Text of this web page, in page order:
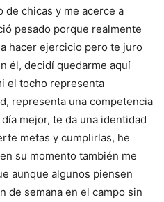
de chicas y me acerce a
pesado porque realmente
hacer ejercicio pero te juro
él, decidí quedarme aquí
el tocho representa
representa una competencia
mejor, te da una identidad
metas y cumplirlas, he
su momento también me
aunque algunos piensen
de semana en el campo sin